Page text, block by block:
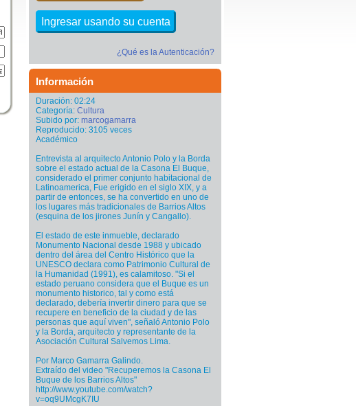
Ingresar usando su cuenta
¿Qué es la Autenticación?
Información
Duración: 02:24
Categoría: Cultura
Subido por: marcogamarra
Reproducido: 3105 veces
Académico
Entrevista al arquitecto Antonio Polo y la Borda
sobre el estado actual de la Casona El Buque,
considerado el primer conjunto habitacional de
Latinoamerica, Fue erigido en el siglo XIX, y a
partir de entonces, se ha convertido en uno de
los lugares más tradicionales de Barrios Altos
(esquina de los jirones Junín y Cangallo).
El estado de este inmueble, declarado
Monumento Nacional desde 1988 y ubicado
dentro del área del Centro Histórico que la
UNESCO declara como Patrimonio Cultural de
la Humanidad (1991), es calamitoso. "Si el
estado peruano considera que el Buque es un
monumento historico, tal y como está
declarado, debería invertir dinero para que se
recupere en beneficio de la ciudad y de las
personas que aquí viven", señaló Antonio Polo
y la Borda, arquitecto y representante de la
Asociación Cultural Salvemos Lima.
Por Marco Gamarra Galindo.
Extraído del video "Recuperemos la Casona El
Buque de los Barrios Altos"
http://www.youtube.com/watch?
v=oq9UMcgK7IU